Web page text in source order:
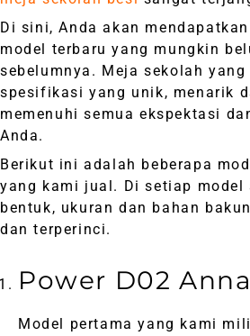
Di sini, Anda akan
model terbaru yang mungkin
sebelumnya. Meja sekolah
spesifikasi yang unik, menarik
memenuhi semua ekspektasi
Anda.
Berikut ini adalah beberapa
yang kami jual. Di setiap model
bentuk, ukuran dan bahan
dan terperinci.
Power D02
Model pertama yang kami